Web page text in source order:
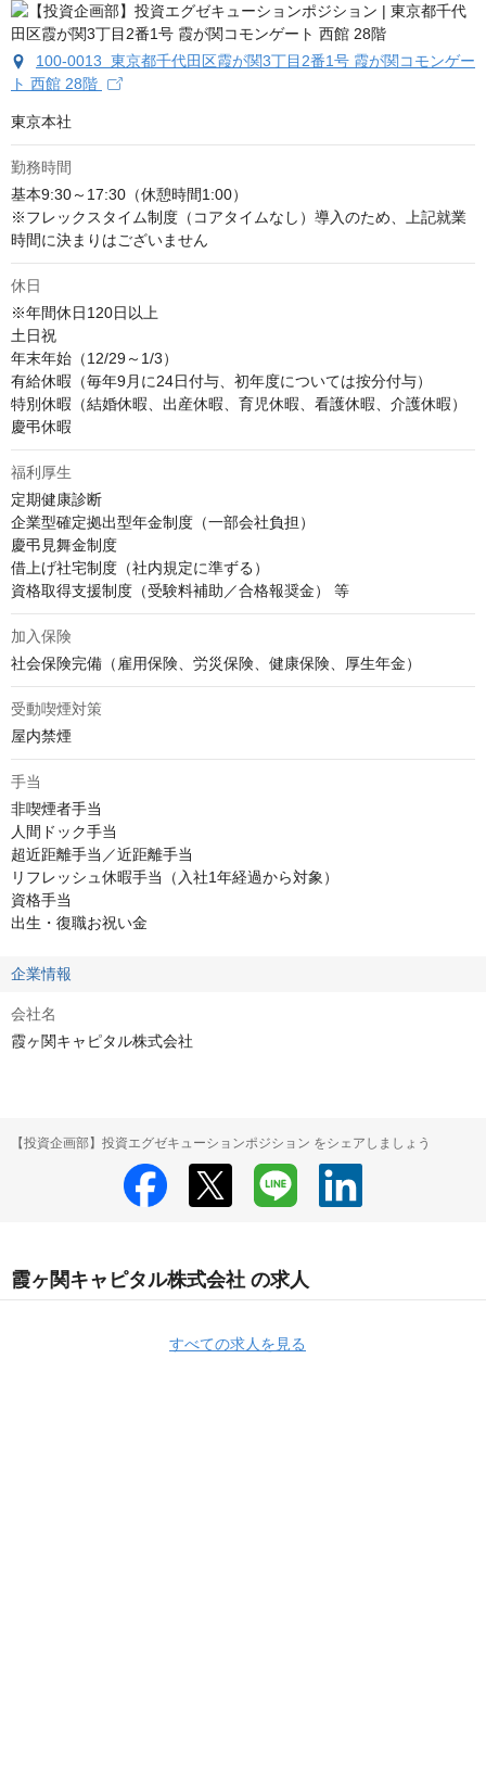
100-0013 東京都千代田区霞が関3丁目2番1号 霞が関コモンゲー
ト 西館 28階
東京本社
勤務時間
基本9:30～17:30（休憩時間1:00）
※フレックスタイム制度（コアタイムなし）導入のため、上記就業
時間に決まりはございません
休日
※年間休日120日以上
土日祝
年末年始（12/29～1/3）
有給休暇（毎年9月に24日付与、初年度については按分付与）
特別休暇（結婚休暇、出産休暇、育児休暇、看護休暇、介護休暇）
慶弔休暇
福利厚生
定期健康診断
企業型確定拠出型年金制度（一部会社負担）
慶弔見舞金制度
借上げ社宅制度（社内規定に準ずる）
資格取得支援制度（受験料補助／合格報奨金） 等
加入保険
社会保険完備（雇用保険、労災保険、健康保険、厚生年金）
受動喫煙対策
屋内禁煙
手当
非喫煙者手当
人間ドック手当
超近距離手当／近距離手当
リフレッシュ休暇手当（入社1年経過から対象）
資格手当
出生・復職お祝い金
企業情報
会社名
霞ヶ関キャピタル株式会社
【投資企画部】投資エグゼキューションポジション をシェアしましょう
霞ヶ関キャピタル株式会社 の求人
すべての求人を見る